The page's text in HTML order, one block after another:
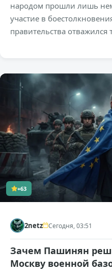
народом прошли лишь
участие в
правительства отважился
+63
2netz Сегодня, 03:51
Зачем Пашинян
Москву военной